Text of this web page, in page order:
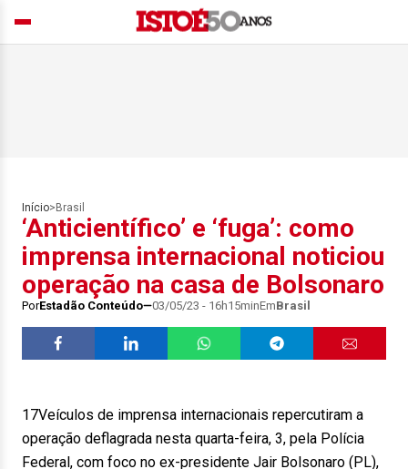
Início> Brasil
‘Anticientífico’ e ‘fuga’: como
imprensa internacional noticiou
operação na casa de Bolsonaro
PorEstadão Conteúdo 03/05/23 - 16h15minEmBrasil
17Veículos de imprensa internacionais repercutiram a
operação deflagrada nesta quarta-feira, 3, pela Polícia
Federal, com foco no ex-presidente Jair Bolsonaro (PL),